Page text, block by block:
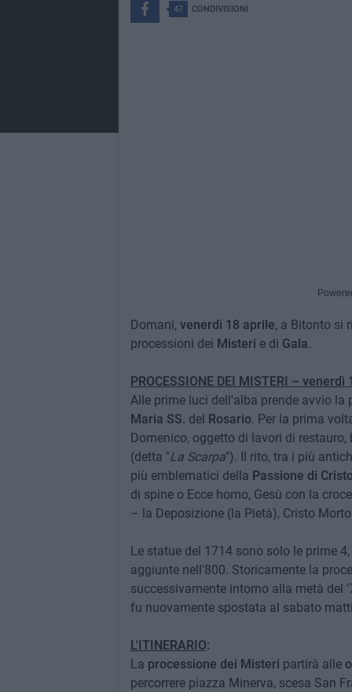
47 CONDIVISIONI
Domani, venerdì 18 aprile, a Bitonto si
processioni dei Misteri e di Gala.
PROCESSIONE DEI MISTERI –
Alle prime luci dell'alba prende avvio
Maria SS. del Rosario. Per la prima
Domenico, oggetto di lavori di restauro,
(detta "La Scarpa"). Il rito, tra i più
più emblematici della Passione di
di spine o Ecce homo, Gesù con la
– la Deposizione (la Pietà), Cristo
Le statue del 1714 sono solo le prime
aggiunte nell'800. Storicamente la
successivamente intorno alla metà del
fu nuovamente spostata al sabato
L'ITINERARIO:
La processione dei Misteri partirà alle
percorrere piazza Minerva, scesa San